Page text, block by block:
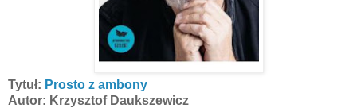
Tytuł: Prosto z ambony
Autor: Krzysztof Daukszewicz